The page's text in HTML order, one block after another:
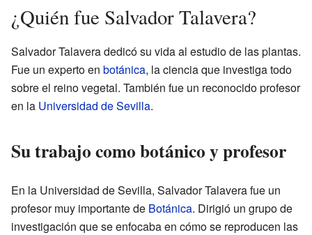
¿Quién fue Salvador Talavera?
Salvador Talavera dedicó su vida al estudio de las plantas.
Fue un experto en botánica, la ciencia que investiga todo
sobre el reino vegetal. También fue un reconocido profesor
en la Universidad de Sevilla.
Su trabajo como botánico y profesor
En la Universidad de Sevilla, Salvador Talavera fue un
profesor muy importante de Botánica. Dirigió un grupo de
investigación que se enfocaba en cómo se reproducen las